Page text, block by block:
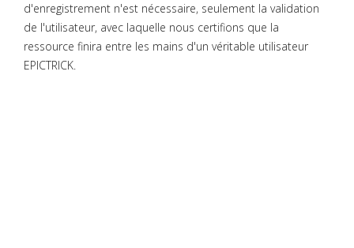
d'enregistrement n'est nécessaire, seulement la validation
de l'utilisateur, avec laquelle nous certifions que la
ressource finira entre les mains d'un véritable utilisateur
EPICTRICK.